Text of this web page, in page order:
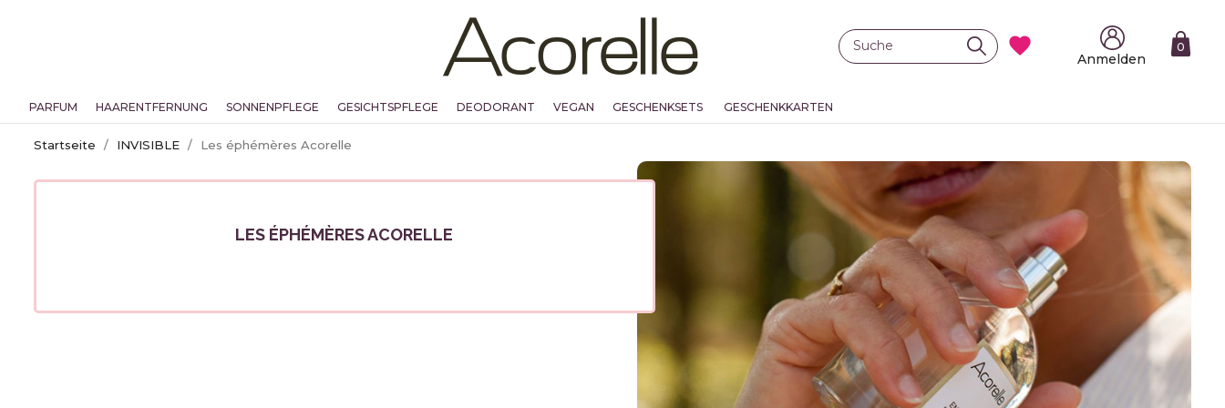

Anmelden
0
PARFUM HAARENTFERNUNG SONNENPFLEGE GESICHTSPFLEGE DEODORANT VEGAN GESCHENKSETS GESCHENKKARTEN
Startseite INVISIBLE Les éphémères Acorelle
LES ÉPHÉMÈRES ACORELLE